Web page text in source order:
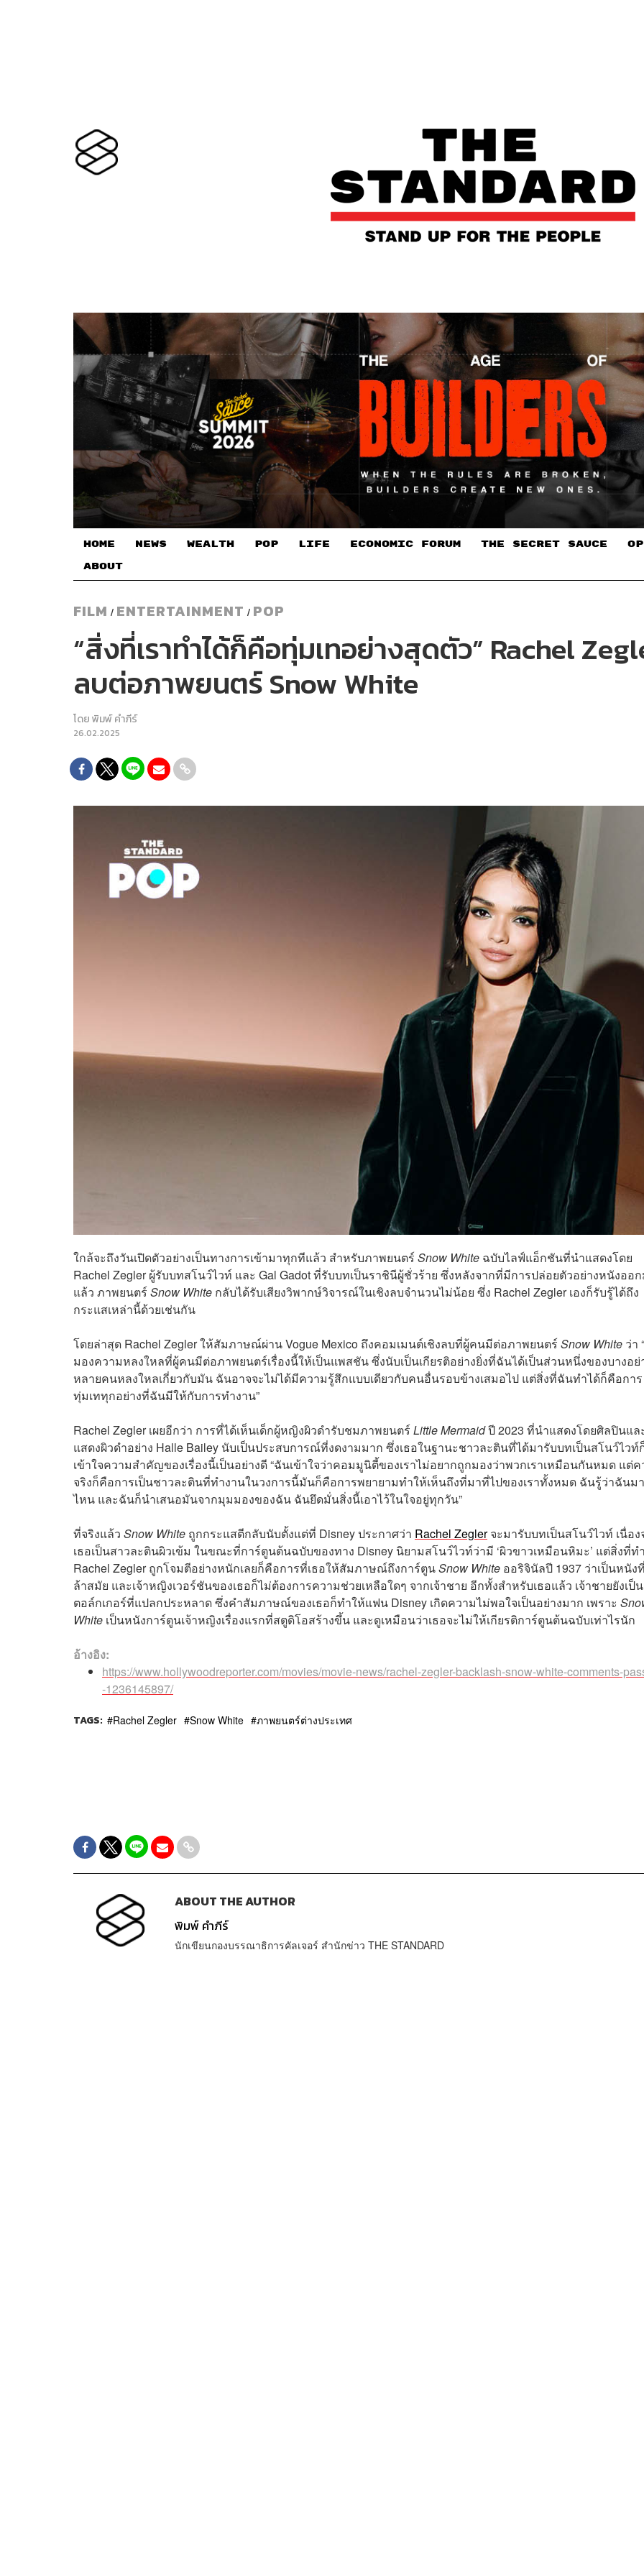
HOME NEWS WEALTH POP LIFE ECONOMIC FORUM THE SECRET SAUCE​
ABOUT
FILM / ENTERTAINMENT / POP
“สิ่งที่เราทำได้ก็คือทุ่มเทอย่างสุดตัว” Rachel
ลบต่อภาพยนตร์ Snow White
โดยพิมพ์ คำภีร์
26.02.2025
ใกล้จะถึงวันเปิดตัวอย่างเป็นทางการเข้ามาทุกทีแล้ว สำหรับภาพยนตร์ Snow White ฉบับไลฟ์แอ็กชันที่นำแสดงโดย
Rachel Zegler ผู้รับบทสโนว์ไวท์ และ Gal Gadot ที่รับบทเป็นราชินีผู้ชั่วร้าย ซึ่งหลังจากที่มีการปล่อยตัวอย่างหนังออ
แล้ว ภาพยนตร์ Snow White กลับได้รับเสียงวิพากษ์วิจารณ์ในเชิงลบจำนวนไม่น้อย ซึ่ง Rachel Zegler เองก็รับรู้ได้ถึง
กระแสเหล่านี้ด้วยเช่นกัน
โดยล่าสุด Rachel Zegler ให้สัมภาษณ์ผ่าน Vogue Mexico ถึงคอมเมนต์เชิงลบที่ผู้คนมีต่อภาพยนตร์ Snow White ว่า
มองความหลงใหลที่ผู้คนมีต่อภาพยนตร์เรื่องนี้ให้เป็นแพสชัน ซึ่งนับเป็นเกียรติอย่างยิ่งที่ฉันได้เป็นส่วนหนึ่งของบางอย่
หลายคนหลงใหลเกี่ยวกับมัน ฉันอาจจะไม่ได้มีความรู้สึกแบบเดียวกับคนอื่นรอบข้างเสมอไป แต่สิ่งที่ฉันทำได้ก็คือการ
ทุ่มเททุกอย่างที่ฉันมีให้กับการทำงาน”
Rachel Zegler เผยอีกว่า การที่ได้เห็นเด็กผู้หญิงผิวดำรับชมภาพยนตร์ Little Mermaidปี 2023 ที่นำแสดงโดยศิลปินแล
แสดงผิวดำอย่าง Halle Bailey นับเป็นประสบการณ์ที่งดงามมาก ซึ่งเธอในฐานะชาวละตินที่ได้มารับบทเป็นสโนว์ไวท์
เข้าใจความสำคัญของเรื่องนี้เป็นอย่างดี “ฉันเข้าใจว่าคอมมูนิตี้ของเราไม่อยากถูกมองว่าพวกเราเหมือนกันหมด แต่
จริงก็คือการเป็นชาวละตินที่ทำงานในวงการนี้มันก็คือการพยายามทำให้เห็นถึงที่มาที่ไปของเราทั้งหมด ฉันรู้ว่าฉันม
ไหน และฉันก็นำเสนอมันจากมุมมองของฉัน ฉันยึดมั่นสิ่งนี้เอาไว้ในใจอยู่ทุกวัน”
ที่จริงแล้ว Snow White ถูกกระแสตีกลับนับตั้งแต่ที่ Disney ประกาศว่า Rachel Zeglerจะมารับบทเป็นสโนว์ไวท์ เนื่อง
เธอเป็นสาวละตินผิวเข้ม ในขณะที่การ์ตูนต้นฉบับของทาง Disney นิยามสโนว์ไวท์ว่ามี ‘ผิวขาวเหมือนหิมะ’ แต่สิ่งที่ท
Rachel Zegler ถูกโจมตีอย่างหนักเลยก็คือการที่เธอให้สัมภาษณ์ถึงการ์ตูนSnow White ออริจินัลปี 1937 ว่าเป็นหนัง
ล้าสมัย และเจ้าหญิงเวอร์ชันของเธอก็ไม่ต้องการความช่วยเหลือใดๆ จากเจ้าชาย อีกทั้งสำหรับเธอแล้ว เจ้าชายยังเป็
ตอล์กเกอร์ที่แปลกประหลาด ซึ่งคำสัมภาษณ์ของเธอก็ทำให้แฟน Disney เกิดความไม่พอใจเป็นอย่างมาก เพราะ
White เป็นหนังการ์ตูนเจ้าหญิงเรื่องแรกที่สตูดิโอสร้างขึ้น และดูเหมือนว่าเธอจะไม่ให้เกียรติการ์ตูนต้นฉบับเท่าไรนัก
อ้างอิง:
https://www.hollywoodreporter.com/movies/movie-news/rachel-zegler-backlash-snow-white-comments-
-1236145897/
TAGS: Rachel Zegler Snow White ภาพยนตร์ต่างประเทศ
ABOUT THE AUTHOR
พิมพ์ คำภีร์
นักเขียนกองบรรณาธิการคัลเจอร์ สำนักข่าว THE STANDARD